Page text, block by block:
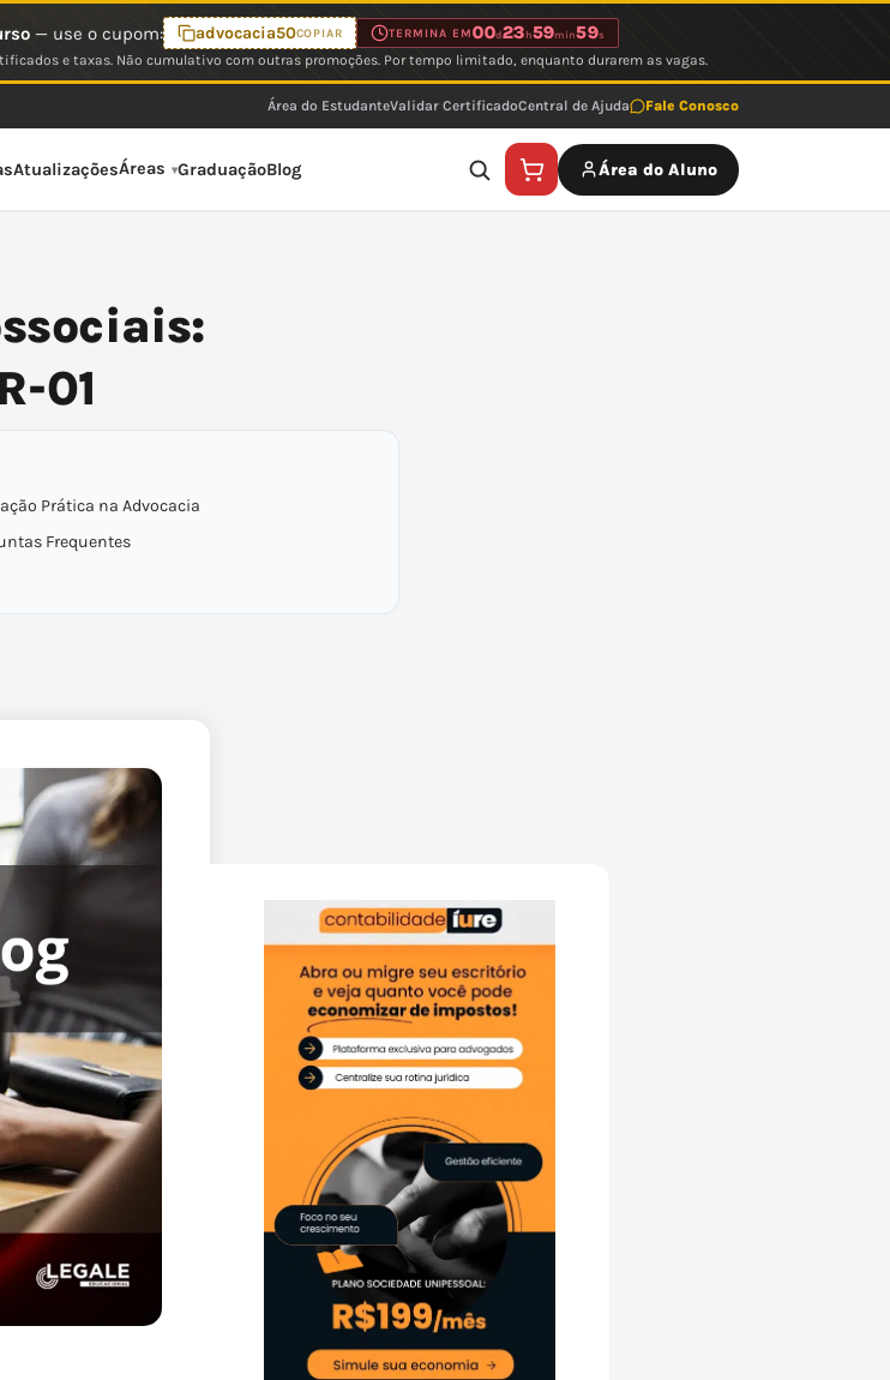
— use o cupom: advocacia50COPIAR TERMINA EM00d23 h59min59s
e taxas. Não cumulativo com outras promoções. Por tempo limitado, enquanto durarem as vagas.
Área do EstudanteValidar CertificadoCentral de Ajuda Fale Conosco
AtualizaçõesÁreas GraduaçãoBlog Área do Aluno
01
Prática na Advocacia
Frequentes